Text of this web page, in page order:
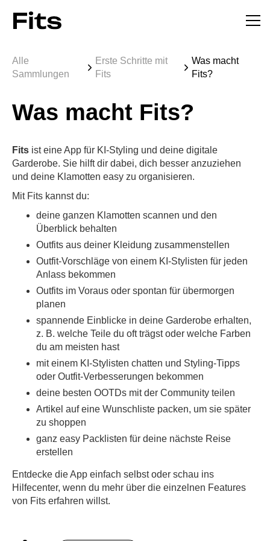
Alle
Sammlungen
Erste Schritte mit
Fits
Was macht
Fits?
Was macht Fits?
Fits ist eine App für KI-Styling und deine digitale
Garderobe. Sie hilft dir dabei, dich besser anzuziehen
und deine Klamotten easy zu organisieren.
Mit Fits kannst du:
deine ganzen Klamotten scannen und den
Überblick behalten
Outfits aus deiner Kleidung zusammenstellen
Outfit-Vorschläge von einem KI-Stylisten für jeden
Anlass bekommen
Outfits im Voraus oder spontan für übermorgen
planen
spannende Einblicke in deine Garderobe erhalten,
z. B. welche Teile du oft trägst oder welche Farben
du am meisten hast
mit einem KI-Stylisten chatten und Styling-Tipps
oder Outfit-Verbesserungen bekommen
deine besten OOTDs mit der Community teilen
Artikel auf eine Wunschliste packen, um sie später
zu shoppen
ganz easy Packlisten für deine nächste Reise
erstellen
Entdecke die App einfach selbst oder schau ins
Hilfecenter, wenn du mehr über die einzelnen Features
von Fits erfahren willst.